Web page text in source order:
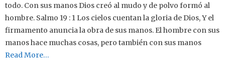
todo. Con sus manos Dios creó al mudo y de polvo formó al
hombre. Salmo 19 : 1 Los cielos cuentan la gloria de Dios, Y el
firmamento anuncia la obra de sus manos. El hombre con sus
manos hace muchas cosas, pero también con sus manos
Read More…